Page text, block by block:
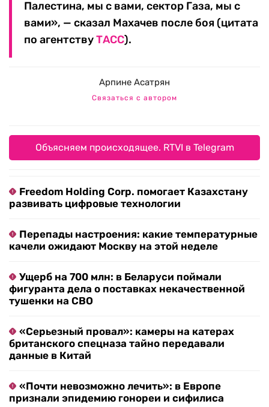
Палестина, мы с вами, сектор Газа, мы с
вами», — сказал Махачев после боя (цитата
по агентствуТАСС).
Арпине Асатрян
Связаться с автором
Объясняем происходящее. RTVI в Telegram
Freedom Holding Corp. помогает Казахстану
развивать цифровые технологии
Перепады настроения: какие температурные
качели ожидают Москву на этой неделе
Ущерб на 700 млн: в Беларуси поймали
фигуранта дела о поставках некачественной
тушенки на СВО
«Серьезный провал»: камеры на катерах
британского спецназа тайно передавали
данные в Китай
«Почти невозможно лечить»: в Европе
признали эпидемию гонореи и сифилиса